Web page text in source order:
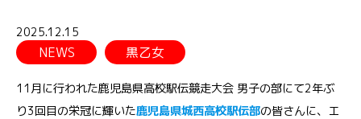
2025.12.15
NEWS 黒乙女
11月に行われた鹿児島県高校駅伝競走大会 男子の部にて2年ぶ
り3回目の栄冠に輝いた鹿児島県城西高校駅伝部の皆さんに、エ